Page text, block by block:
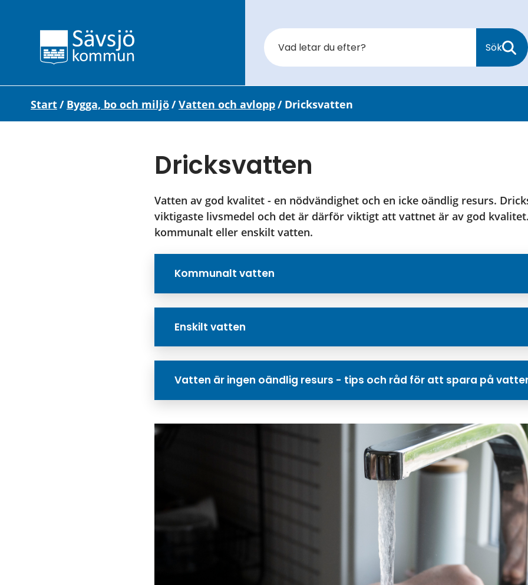
Sök
Start/ Bygga, bo och miljö/Vatten och avlopp/ Dricksvatten
Dricksvatten
Vatten av god kvalitet - en nödvändighet och en icke oändlig resurs.
viktigaste livsmedel och det är därför viktigt att vattnet är av god
kommunalt eller enskilt vatten.
Kommunalt vatten
Enskilt vatten
Vatten är ingen oändlig resurs - tips och råd för att spara på